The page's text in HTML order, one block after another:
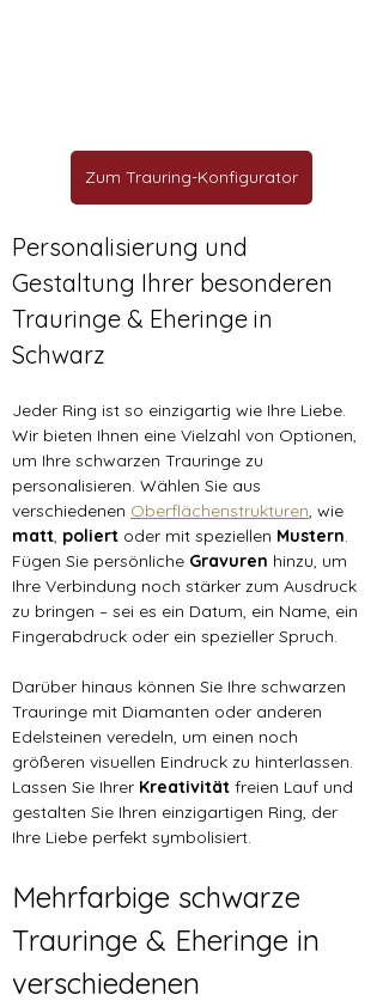
Zum Trauring-Konfigurator
Personalisierung und
Gestaltung Ihrer besonderen
Trauringe & Eheringe in
Schwarz
Jeder Ring ist so einzigartig wie Ihre Liebe.
Wir bieten Ihnen eine Vielzahl von Optionen,
um Ihre schwarzen Trauringe zu
personalisieren. Wählen Sie aus
verschiedenen Oberflächenstrukturen, wie
matt, poliert oder mit speziellen Mustern.
Fügen Sie persönliche Gravuren hinzu, um
Ihre Verbindung noch stärker zum Ausdruck
zu bringen – sei es ein Datum, ein Name, ein
Fingerabdruck oder ein spezieller Spruch.
Darüber hinaus können Sie Ihre schwarzen
Trauringe mit Diamanten oder anderen
Edelsteinen veredeln, um einen noch
größeren visuellen Eindruck zu hinterlassen.
Lassen Sie Ihrer Kreativität freien Lauf und
gestalten Sie Ihren einzigartigen Ring, der
Ihre Liebe perfekt symbolisiert.
Mehrfarbige schwarze
Trauringe & Eheringe in
verschiedenen